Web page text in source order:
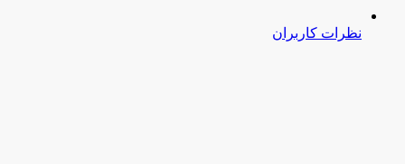
نظرات کاربران